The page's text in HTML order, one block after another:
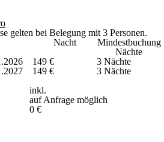
gelten bei Belegung mit 3 Personen.
Nacht Mindestbuchung
Nächte
149 € 3 Nächte
149 € 3 Nächte
inkl.
auf Anfrage möglich
0 €